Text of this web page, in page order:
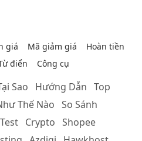
giá Mã giảm giá
Hoàn tiền
điển Công cụ
Sao Hướng Dẫn Top
Thế Nào So Sánh
Test Crypto Shopee